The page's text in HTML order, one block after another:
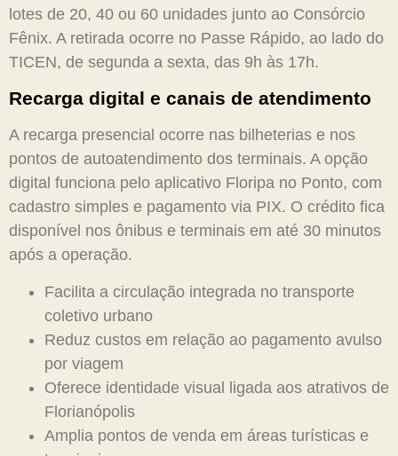
lotes de 20, 40 ou 60 unidades junto ao Consórcio
Fênix. A retirada ocorre no Passe Rápido, ao lado do
TICEN, de segunda a sexta, das 9h às 17h.
Recarga digital e canais de atendimento
A recarga presencial ocorre nas bilheterias e nos
pontos de autoatendimento dos terminais. A opção
digital funciona pelo aplicativo Floripa no Ponto, com
cadastro simples e pagamento via PIX. O crédito fica
disponível nos ônibus e terminais em até 30 minutos
após a operação.
Facilita a circulação integrada no transporte
coletivo urbano
Reduz custos em relação ao pagamento avulso
por viagem
Oferece identidade visual ligada aos atrativos de
Florianópolis
Amplia pontos de venda em áreas turísticas e